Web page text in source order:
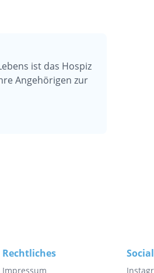
ist das Hospiz
Angehörigen zur
Rechtliches
Impressum